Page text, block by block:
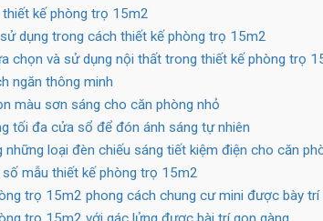
kế phòng trọ 15m2
dụng trong cách thiết kế phòng trọ 15m2
chọn và sử dụng nội thất trong thiết kế phòng trọ
ngăn thông minh
màu sơn sáng cho căn phòng nhỏ
tối đa cửa sổ để đón ánh sáng tự nhiên
những loại đèn chiếu sáng tiết kiệm điện cho căn
mẫu thiết kế phòng trọ 15m2
trọ 15m2 phong cách chung cư mini được bày trí